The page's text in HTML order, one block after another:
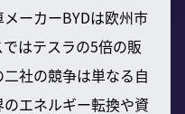
ーカーBYDは欧州市
はテスラの5倍の販
社の競争は単なる自
エネルギー転換や資